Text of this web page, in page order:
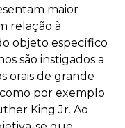
maior
relação à
objeto específico
são instigados a
orais de grande
por exemplo
King Jr. Ao